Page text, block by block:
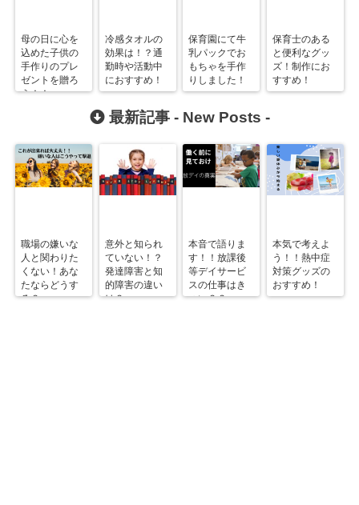
母の日に心を
込めた子供の
手作りのプレ
ゼントを贈ろ
う！！
冷感タオルの
効果は！？通
勤時や活動中
におすすめ！
保育園にて牛
乳パックでお
もちゃを手作
りしました！
保育士のある
と便利なグッ
ズ！制作にお
すすめ！
最新記事 - New Posts -
職場の嫌いな
人と関わりた
くない！あな
たならどうす
る？
意外と知られ
ていない！？
発達障害と知
的障害の違い
は？
本音で語りま
す！！放課後
等デイサービ
スの仕事はき
つい？？
本気で考えよ
う！！熱中症
対策グッズの
おすすめ！